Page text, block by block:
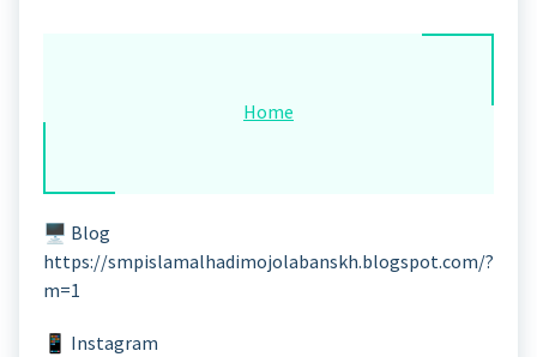
Home
🖥️ Blog
https://smpislamalhadimojolabanskh.blogspot.com/?
m=1
📱 Instagram